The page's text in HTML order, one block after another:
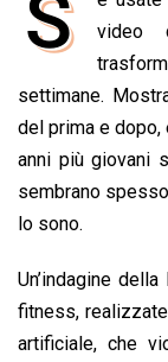
o
o
k
A
p
p
S
video
settimane.
del prima e
anni più giovani
sembrano
lo sono.
Un’indagine
fitness,
artificiale, che